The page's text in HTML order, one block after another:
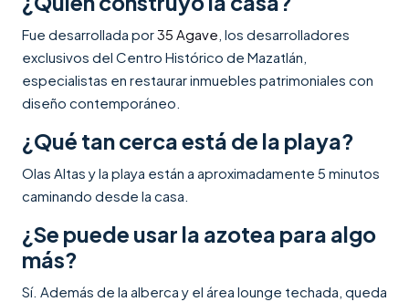
Fue desarrollada por35 Agave , los desarrolladores
exclusivos del Centro Histórico de Mazatlán,
especialistas en restaurar inmuebles patrimoniales con
diseño contemporáneo.
¿Qué tan cerca está de la playa?
Olas Altas y la playa están a aproximadamente 5 minutos
caminando desde la casa.
¿Se puede usar la azotea para algo
más?
Sí. Además de la alberca y el área lounge techada, queda